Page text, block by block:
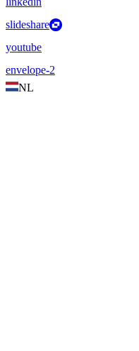
slideshare
youtube
envelope-2
NL